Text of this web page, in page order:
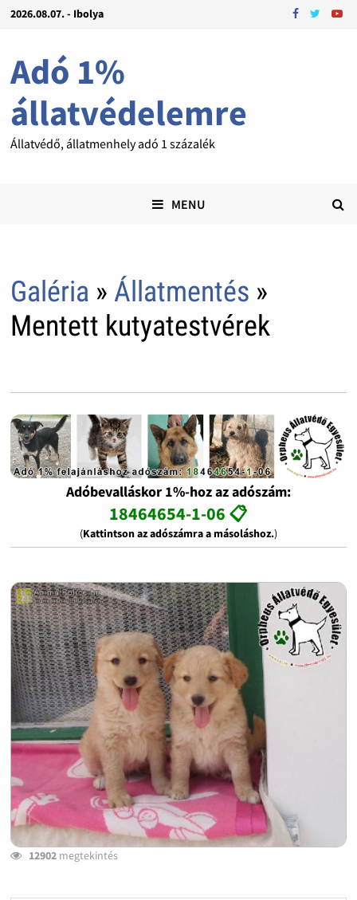
2026.08.07. - Ibolya
Adó 1%
állatvédelemre
Állatvédő, állatmenhely adó 1 százalék
MENU
Galéria » Állatmentés »
Mentett kutyatestvérek
Adóbevalláskor 1%-hoz az adószám:
18464654-1-06 📋
(Kattintson az adószámra a másoláshoz.)
12902megtekintés